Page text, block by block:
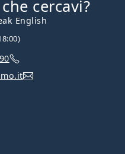
cercavi?
English